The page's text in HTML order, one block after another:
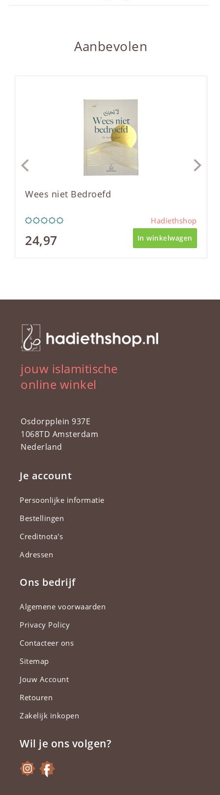
Aanbevolen
Wees niet Bedroefd
Hadiethshop
24,97 In winkelwagen
jouw islamitische
online winkel
Osdorpplein 937E
1068TD Amsterdam
Nederland
Je account
Persoonlijke informatie
Bestellingen
Creditnota's
Adressen
Ons bedrijf
Algemene voorwaarden
Privacy Policy
Contacteer ons
Sitemap
Jouw Account
Retouren
Zakelijk inkopen
Wil je ons volgen?